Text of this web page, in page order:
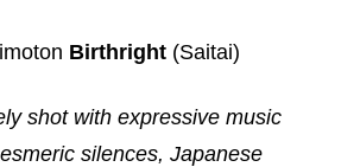
Birthright(Saitai)
shot with expressive music
silences, Japanese